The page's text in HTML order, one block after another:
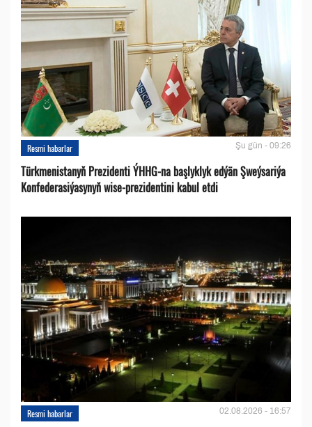
Resmi habarlar Şu gün - 09:26
Türkmenistanyň Prezidenti ÝHHG-na başlyklyk edýän Şweýsariýa
Konfederasiýasynyň wise-prezidentini kabul etdi
Resmi habarlar 02.08.2026 - 16:57